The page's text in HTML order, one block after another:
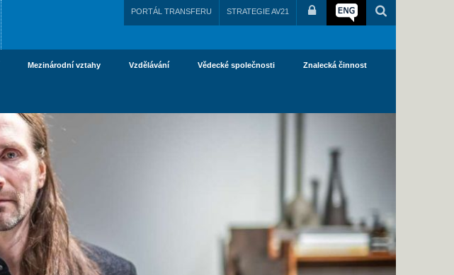
PORTÁL TRANSFERU STRATEGIE AV21
Mezinárodní vztahy Vzdělávání Vědecké společnosti Znalecká činnost